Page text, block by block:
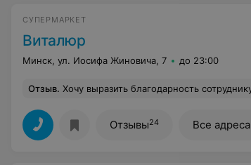
СУПЕРМАРКЕТ
Виталюр
Минск, ул. Иосифа Жиновича, 7 до 23:00
Отзыв. Хочу выразить благодарность сотруднику Виталюра по ул. Мирошниченко Сергею Карасю (он корзины убирает возле касс), очень вежливый и улыбчивый человек, всегда доброжелательный! Я в магазин
Отзывы24 Все адреса